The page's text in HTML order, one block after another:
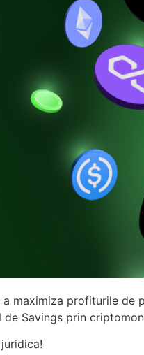
maximiza profiturile de
Savings prin